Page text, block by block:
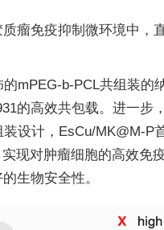
瘤免疫抑制微环境中，
mPEG-b-PCL共组装的
的高效共包载。进一步
设计，EsCu/MK@M-P
现对肿瘤细胞的高效免
生物安全性。